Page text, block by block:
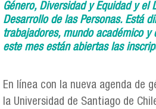
Género, Diversidad y Equidad y el
Desarrollo de las Personas. Está
trabajadores, mundo académico y
este mes están abiertas las
En línea con la nueva agenda de
la Universidad de Santiago de